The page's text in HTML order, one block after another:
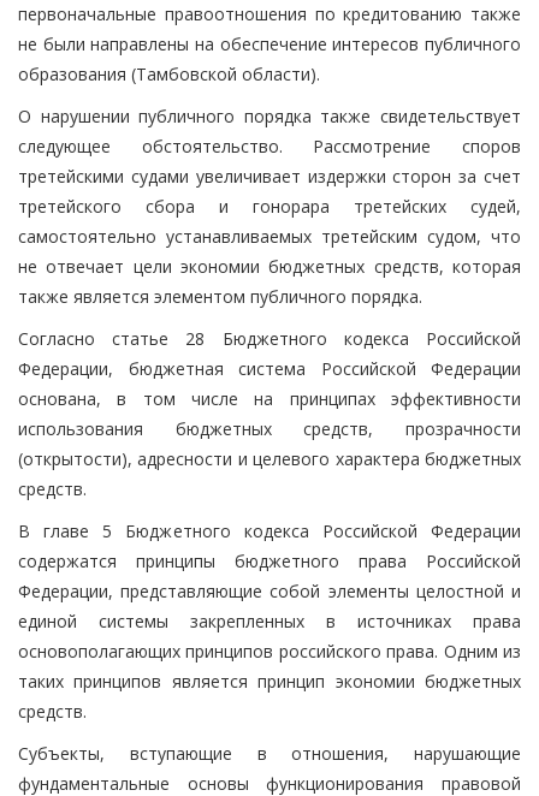
первоначальные правоотношения по кредитованию также
не были направлены на обеспечение интересов публичного
образования (Тамбовской области).
О нарушении публичного порядка также свидетельствует
следующее обстоятельство. Рассмотрение споров
третейскими судами увеличивает издержки сторон за счет
третейского сбора и гонорара третейских судей,
самостоятельно устанавливаемых третейским судом, что
не отвечает цели экономии бюджетных средств, которая
также является элементом публичного порядка.
Согласно статье 28 Бюджетного кодекса Российской
Федерации, бюджетная система Российской Федерации
основана, в том числе на принципах эффективности
использования бюджетных средств, прозрачности
(открытости), адресности и целевого характера бюджетных
средств.
В главе 5 Бюджетного кодекса Российской Федерации
содержатся принципы бюджетного права Российской
Федерации, представляющие собой элементы целостной и
единой системы закрепленных в источниках права
основополагающих принципов российского права. Одним из
таких принципов является принцип экономии бюджетных
средств.
Субъекты, вступающие в отношения, нарушающие
фундаментальные основы функционирования правовой